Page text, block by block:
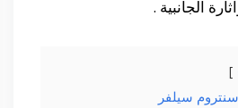
الجانبية .
سيلفر